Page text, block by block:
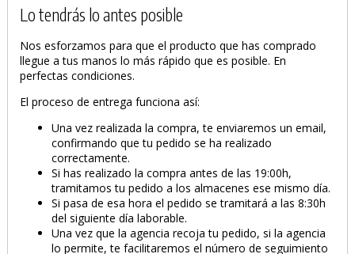
Lo tendrás lo antes posible
Nos esforzamos para que el producto que has comprado
llegue a tus manos lo más rápido que es posible. En
perfectas condiciones.
El proceso de entrega funciona así:
Una vez realizada la compra, te enviaremos un email,
confirmando que tu pedido se ha realizado
correctamente.
Si has realizado la compra antes de las 19:00h,
tramitamos tu pedido a los almacenes ese mismo día.
Si pasa de esa hora el pedido se tramitará a las 8:30h
del siguiente día laborable.
Una vez que la agencia recoja tu pedido, si la agencia
lo permite, te facilitaremos el número de seguimiento